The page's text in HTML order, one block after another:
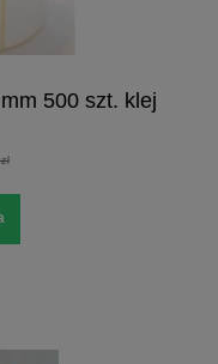
500 szt. klej